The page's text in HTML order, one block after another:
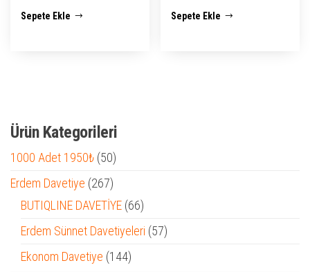
₺ 2.500,00.
Sepete Ekle
₺ 2.500,00.
Sepete Ekle
Ürün Kategorileri
1000 Adet 1950₺ 5050
Erdem Davetiye 267267
ürün
BUTIQLINE DAVETİYE 6666
ürün
Erdem Sünnet Davetiyeleri 5757
Ekonom Davetiye 144144